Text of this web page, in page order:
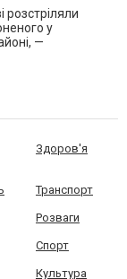
розстріляли
у
—
Здоров'я
Транспорт
Розваги
Спорт
Культура